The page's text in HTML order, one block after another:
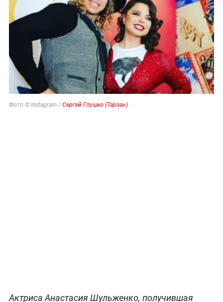
Фото © Instagram / Сергей Глушко (Тарзан)
Актриса Анастасия Шульженко, получившая